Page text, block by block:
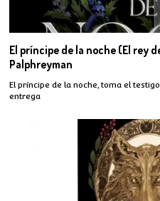
El príncipe de la noche (El rey
Palphreyman
El príncipe de la noche, toma el
entrega